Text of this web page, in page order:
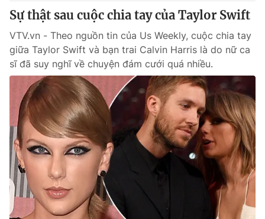
VTV4 Vươn mình bằng AI
VTV9 VTV8
Liên hệ tòa soạn English
THỜI BÁO VTV
Theo dõi báo trên
Sự thật sau cuộc chia tay của Taylor Swift
VTV.vn - Theo nguồn tin của Us Weekly, cuộc chia tay
giữa Taylor Swift và bạn trai Calvin Harris là do nữ ca
sĩ đã suy nghĩ về chuyện đám cưới quá nhiều.